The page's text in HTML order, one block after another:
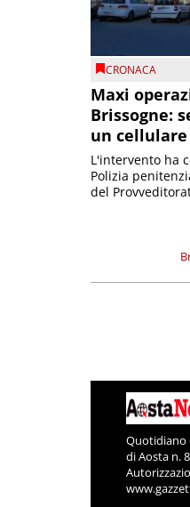
CRONACA
Maxi
Brissogne:
un cellulare
L'intervento ha
Polizia
del
Quotidiano
di Aosta n.